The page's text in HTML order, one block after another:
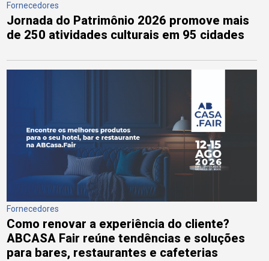
Fornecedores
Jornada do Patrimônio 2026 promove mais
de 250 atividades culturais em 95 cidades
Fornecedores
Como renovar a experiência do cliente?
ABCASA Fair reúne tendências e soluções
para bares, restaurantes e cafeterias